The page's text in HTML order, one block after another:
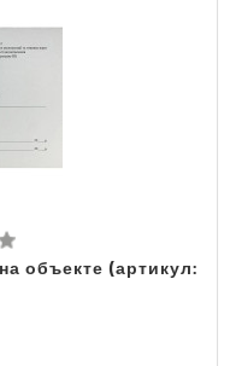
объекте (артикул: